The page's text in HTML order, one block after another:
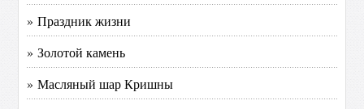
» Праздник жизни
» Золотой камень
» Масляный шар Кришны